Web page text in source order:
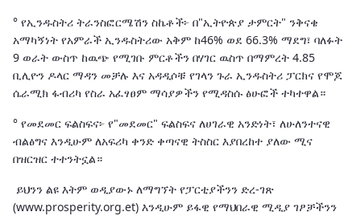
° የኢንዱስትሪ ትራንስፎርሜሽን ስኬቶች፦ በ"ኢትዮጵያ ታምርት" ንቅናቄ
አማካኝነት የአምራች ኢንዱስትሪው አቅም ከ46% ወደ 66.3% ማደግ፣ ባለፉት
9 ወራት ውስጥ ከዉጭ የሚገቡ ምርቶችን በሃገር ዉስጥ በማምረት 4.85
ቢሊዮን ዶላር ማዳን መቻሉ እና አዳዲሶቹ የገላን ጉራ ኢንዱስትሪ ፓርክና የሞጆ
ሴራሚክ ፋብሪካ የስራ አፈፃፀም ማሳያዎችን የሚዳስሱ ፅሁፎች ተካተዋል።
° የመደመር ፍልስፍና፦ የ"መደመር" ፍልስፍና ለሀገራዊ አንድነት፣ ለሁለንተናዊ
ብልፅግና እንዲሁም ለአፍሪካ ቀንድ ቀጣናዊ ትስስር እያበረከተ ያለው ሚና
በዝርዝር ተተንትኗል።
ይህንን ልዩ እትም ወዲያውኑ ለማግኘት የፓርቲያችንን ድረ-ገጽ
(www.prosperity.org.et) እንዲሁም ይፋዊ የማህበራዊ ሚዲያ ገፆቻችንን